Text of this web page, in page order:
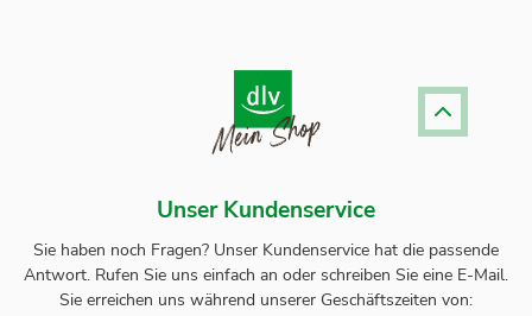
Unser Kundenservice
Sie haben noch Fragen? Unser Kundenservice hat die passende
Antwort. Rufen Sie uns einfach an oder schreiben Sie eine E-Mail.
Sie erreichen uns während unserer Geschäftszeiten von: